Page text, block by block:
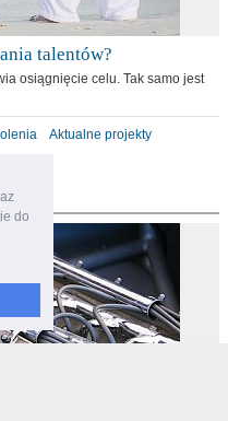
do
talentów?
osiągnięcie celu. Tak samo jest
Aktualne projekty